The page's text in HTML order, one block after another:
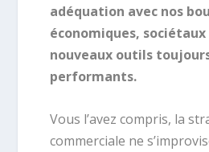
adéquation avec nos
économiques, sociétaux
nouveaux outils
performants.
Vous l’avez compris, la
commerciale ne